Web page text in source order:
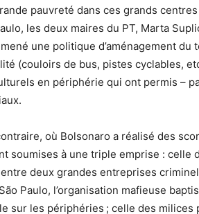
pauvreté dans ces grands
les deux maires du PT, Marta
une politique d’aménagement
(couloirs de bus, pistes cyclables,
en périphérie qui ont permis –
où Bolsonaro a réalisé des
soumises à une triple emprise :
deux grandes entreprises
Paulo, l’organisation mafieuse
sur les périphéries ; celle des milices